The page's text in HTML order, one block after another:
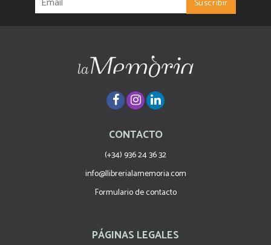
CONTACTO
(+34) 936 24 36 32
info@llibrerialamemoria.com
Formulario de contacto
PÁGINAS LEGALES